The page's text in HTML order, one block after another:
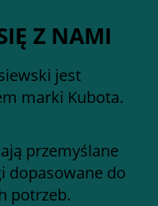
Z NAMI
jest
marki Kubota.
przemyślane
dopasowane do
potrzeb.